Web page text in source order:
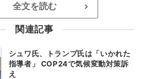
全文を読む >
関連記事
シュワ氏、トランプ氏は「いかれた
指導者」 COP24で気候変動対策訴
え